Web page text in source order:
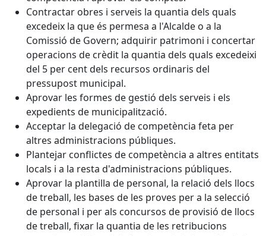
Contractar obres i serveis la quantia dels quals
excedeix la que és permesa a l'Alcalde o a la
Comissió de Govern; adquirir patrimoni i concertar
operacions de crèdit la quantia dels quals excedeixi
del 5 per cent dels recursos ordinaris del
pressupost municipal.
Aprovar les formes de gestió dels serveis i els
expedients de municipalització.
Acceptar la delegació de competència feta per
altres administracions públiques.
Plantejar conflictes de competència a altres entitats
locals i a la resta d'administracions públiques.
Aprovar la plantilla de personal, la relació dels llocs
de treball, les bases de les proves per a la selecció
de personal i per als concursos de provisió de llocs
de treball, fixar la quantia de les retribucions